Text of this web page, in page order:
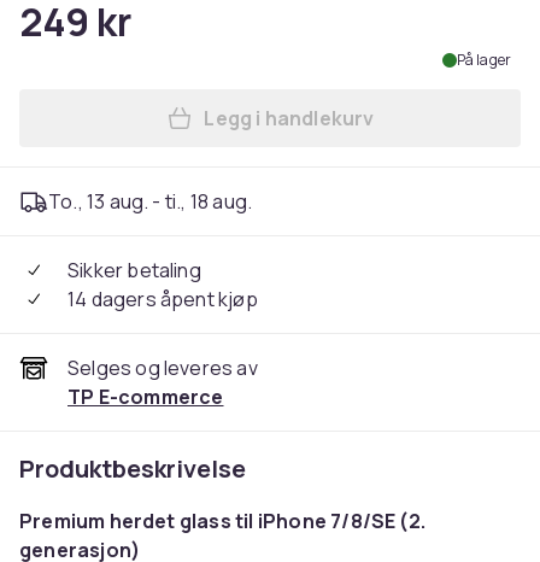
249 kr
På lager
Legg Premium herdet
Legg i handlekurv
To., 13 aug. - ti., 18 aug.
Sikker betaling
14 dagers åpent kjøp
Selges og leveres av
TP E-commerce
Produktbeskrivelse
Premium herdet glass til iPhone 7/8/SE (2.
generasjon)